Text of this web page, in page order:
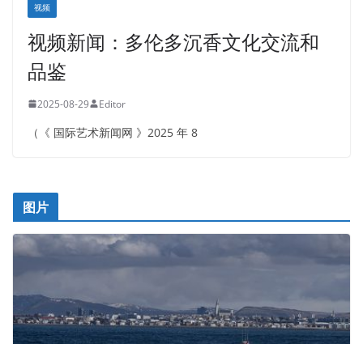
视频
视频新闻：多伦多沉香文化交流和
品鉴
2025-08-29 Editor
（《 国际艺术新闻网 》2025 年 8
图片